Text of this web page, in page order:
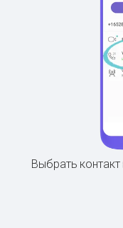
Выбрать контакт